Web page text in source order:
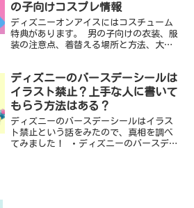
の子向けコスプレ情報
ディズニーオンアイスにはコスチューム
特典があります。 男の子向けの衣装、服
装の注意点、着替える場所と方法、大人
注意事項 ・2022年特典でもらえるもの
・男の子向けの...
ディズニーのバースデーシールは
イラスト禁止？上手な人に書いて
もらう方法はある？
ディズニーのバースデーシールはイラス
ト禁止という話をみたので、真相を調べ
てみました！ ・ディズニーのバースデー